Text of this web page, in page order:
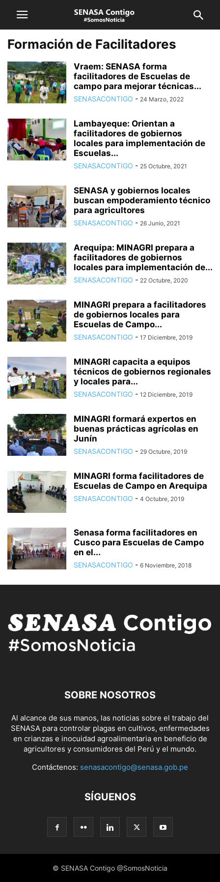
Formación de Facilitadores
Vraem: SENASA forma
facilitadores de Escuelas de
campo para mejorar técnicas...
SENASACONTIGO - 24 Marzo, 2022
Lambayeque: Orientan a
facilitadores de gobiernos
locales para implementación de
Escuelas...
SENASACONTIGO - 25 Octubre, 2021
SENASA y gobiernos locales
buscan empoderamiento técnico
para agricultores
SENASACONTIGO - 26 Junio, 2021
Arequipa: MINAGRI prepara a
facilitadores de gobiernos
locales para implementación de...
SENASACONTIGO - 22 Octubre, 2020
MINAGRI prepara a facilitadores
de gobiernos locales para
Escuelas de Campo...
SENASACONTIGO - 17 Diciembre, 2019
MINAGRI capacita a equipos
técnicos de gobiernos regionales
y locales para...
SENASACONTIGO - 12 Diciembre, 2019
MINAGRI formará expertos en
buenas prácticas agrícolas en
Junín
SENASACONTIGO - 29 Octubre, 2019
MINAGRI forma facilitadores de
Escuelas de Campo en Arequipa
SENASACONTIGO - 4 Octubre, 2019
Senasa forma facilitadores en
Cusco para Escuelas de Campo
en el...
SENASACONTIGO - 6 Noviembre, 2018
SOBRE NOSOTROS
Al alcance de sus manos, las noticias sobre el trabajo del
SENASA para controlar plagas en cultivos, enfermedades
en crianzas e inocuidad agroalimentaria en beneficio de
agricultores y consumidores del Perú y el mundo.
Contáctenos: senasacontigo@senasa.gob.pe
SÍGUENOS
© SENASA Contigo @SomosNoticia